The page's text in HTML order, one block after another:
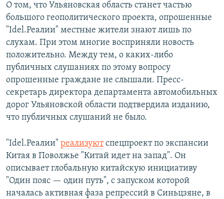
О том, что Ульяновская область станет частью
большого геополитического проекта, опрошенные
"Idel.Реалии" местные жители знают лишь по
слухам. При этом многие восприняли новость
положительно. Между тем, о каких-либо
публичных слушаниях по этому вопросу
опрошенные граждане не слышали. Пресс-
секретарь директора департамента автомобильных
дорог Ульяновской области подтвердила изданию,
что публичных слушаний не было.
"Idel.Реалии" реализуютспецпроект по экспансии
Китая в Поволжье "Китай идет на запад". Он
описывает глобальную китайскую инициативу
"Один пояс — один путь", с запуском которой
началась активная фаза репрессий в Синьцзяне, в